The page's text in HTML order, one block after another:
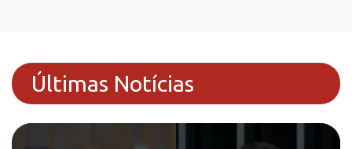
Últimas Notícias